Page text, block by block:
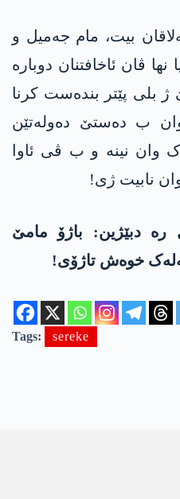
بیت، مام جەمیل و
90ێ هەیا نها ڤان ئاخافتنان دوبارە
بلی پێتر بندەست کرنا
وان ب دەستێ دەولەتێن
وان نینە و ب ڤی ئاوا
نابیت ژی!
دبێژین: باژۆ مامێ
خوەش تاژۆی!
Tags: sereke